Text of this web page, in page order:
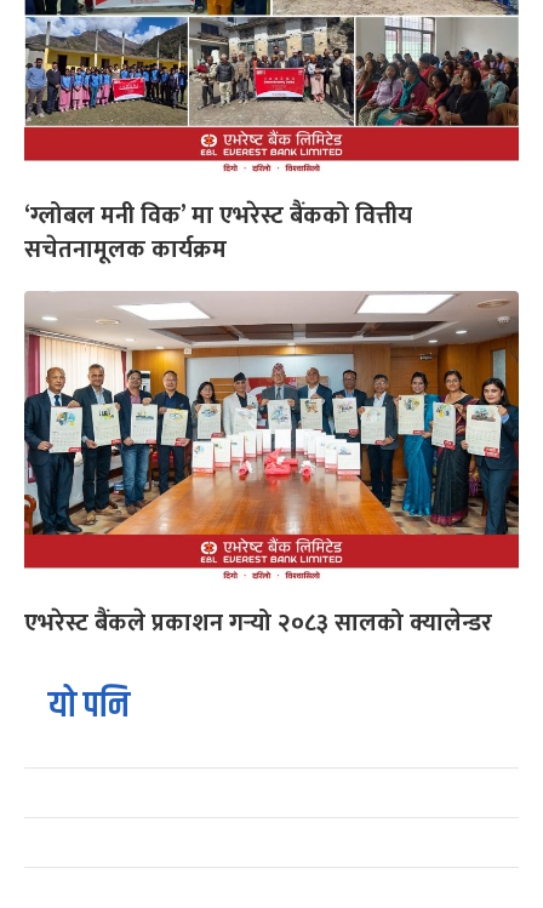
‘ग्लोबल मनी विक’ मा एभरेस्ट बैंकको वित्तीय
सचेतनामूलक कार्यक्रम
एभरेस्ट बैंकले प्रकाशन गर्‍यो २०८३ सालको क्यालेन्डर
यो पनि